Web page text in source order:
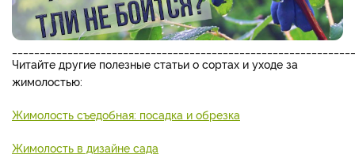
Читайте другие полезные статьи о сортах и уходе за
жимолостью:
Жимолость съедобная: посадка и обрезка
Жимолость в дизайне сада